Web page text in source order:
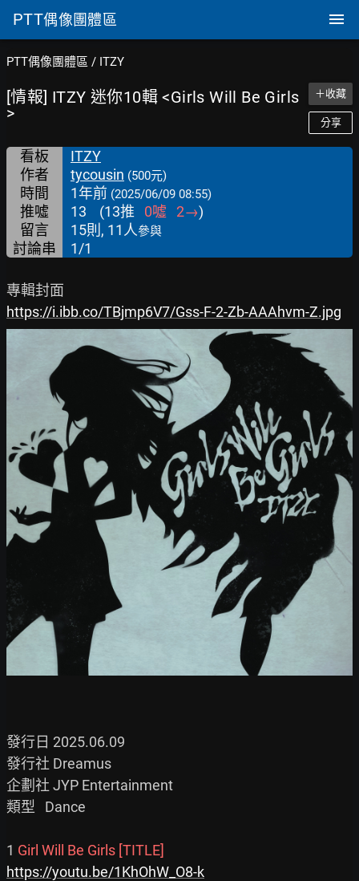
PTT偶像團體區
PTT偶像團體區 / ITZY
[情報] ITZY 迷你10輯 <Girls Will Be Girls
>
＋收藏
分享
看板
ITZY
作者
tycousin (500元)
時間 1年前 (2025/06/09 08:55)
推噓 13 (13推 0噓 2→)
留言
15則, 11人參與
討論串 1/1
https://i.ibb.co/TBjmp6V7/Gss-F-2-Zb-AAAhvm-Z.jpg
發行日 2025.06.09
發行社 Dreamus
企劃社 JYP Entertainment
類型   Dance
1 Girl Will Be Girls [TITLE]
https://youtu.be/1KhOhW_O8-k